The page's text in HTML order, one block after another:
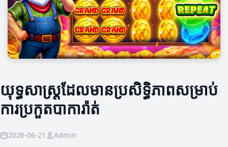
យុទ្ធសាស្ត្រដែលមានប្រសិទ្ធិភាពសម្រាប់
ការប្រកួតបាការ៉ាត់
2026-06-21 Admin